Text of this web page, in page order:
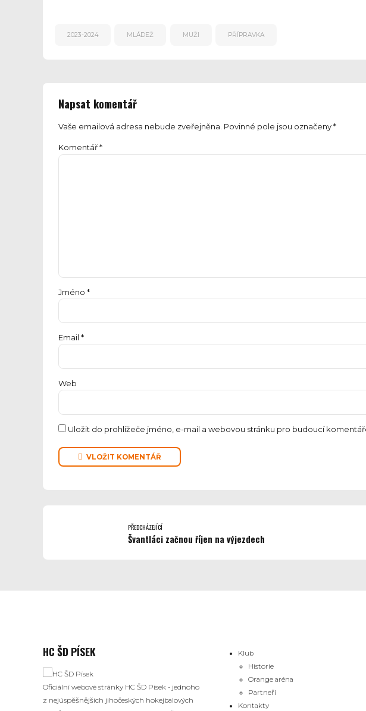
2023-2024 MLÁDEŽ MUŽI PŘÍPRAVKA
Napsat komentář
Vaše emailová adresa nebude zveřejněna. Povinné pole jsou označeny *
Komentář*
Jméno *
Email *
Web
Uložit do prohlížeče jméno, e-mail a webovou stránku pro budoucí
VLOŽIT KOMENTÁŘ
PŘEDCHÁZEJÍCÍ
Švantláci začnou říjen na výjezdech
HC ŠD PÍSEK
Oficiální webové stránky HC ŠD Písek - jednoho
z nejúspěšnějších jihočeských hokejbalových
Klub
Historie
Orange aréna
Partneři
Kontakty